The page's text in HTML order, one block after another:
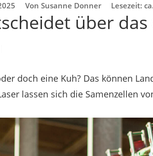
Von Susanne Donner Lesezeit:
über
doch eine Kuh? Das können
lassen sich die Samenzellen